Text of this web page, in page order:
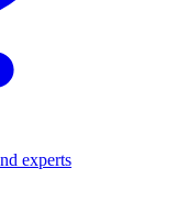
experts